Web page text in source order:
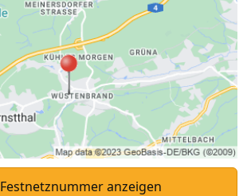
Festnetznummer anzeigen